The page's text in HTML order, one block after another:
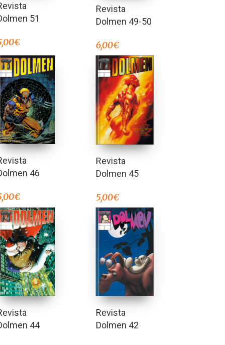
51
€
Revista
Dolmen 49-50
6,00€
46
€
Revista
Dolmen 45
5,00€
44
Revista
Dolmen 42